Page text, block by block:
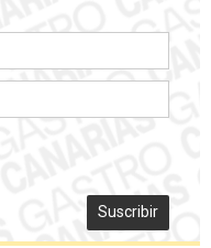
Suscribir